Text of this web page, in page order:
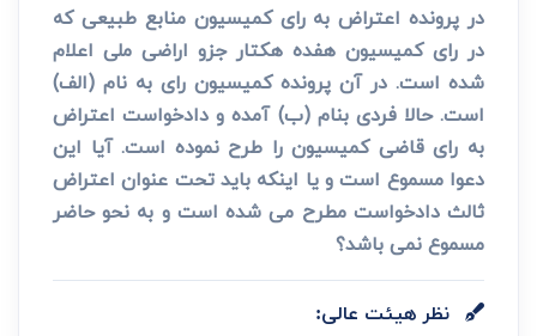
در پرونده اعتراض به رای کمیسیون منابع طبیعی که
در رای کمیسیون هفده هکتار جزو اراضی ملی اعلام
شده است. در آن پرونده کمیسیون رای به نام (الف)
است. حالا فردی بنام (ب) آمده و دادخواست اعتراض
به رای قاضی کمیسیون را طرح نموده است. آیا این
دعوا مسموع است و یا اینکه باید تحت عنوان اعتراض
ثالث دادخواست مطرح می شده است و به نحو حاضر
مسموع نمی باشد؟
نظر هیئت عالی: